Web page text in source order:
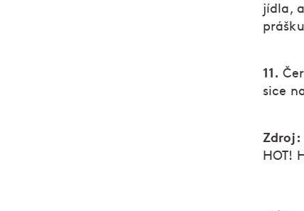
jídla,
11.
sice
Zdroj:
HOT!